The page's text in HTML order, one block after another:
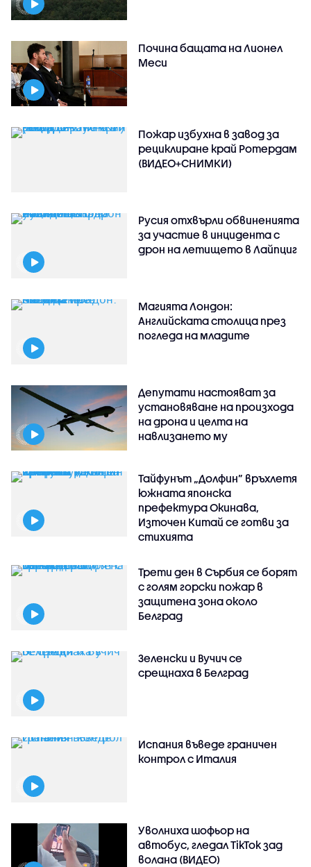
Почина бащата на Лионел
Меси
Пожар избухна в завод за
рециклиране край Ротердам
(ВИДЕО+СНИМКИ)
Русия отхвърли обвиненията
за участие в инцидента с
дрон на летището в Лайпциг
Магията Лондон:
Английската столица през
погледа на младите
Депутати настояват за
установяване на произхода
на дрона и целта на
навлизането му
Тайфунът „Долфин” връхлетя
южната японска
префектура Окинава,
Източен Китай се готви за
стихията
Трети ден в Сърбия се борят
с голям горски пожар в
защитена зона около
Белград
Зеленски и Вучич се
срещнаха в Белград
Испания въведе граничен
контрол с Италия
Уволниха шофьор на
автобус, гледал TikTok зад
волана (ВИДЕО)